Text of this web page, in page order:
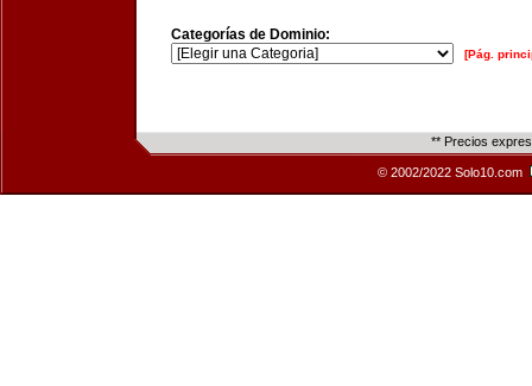
Categorías de Dominio:
[Pág.
** Precios
© 2002/2022 Solo10.com